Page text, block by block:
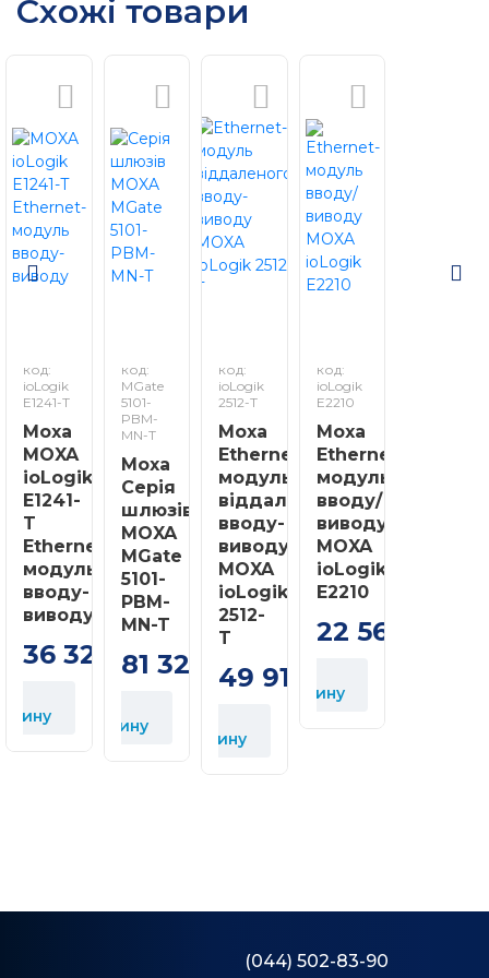
Схожі товари
код:
ioLogik
E1241-T
Moxa
MOXA
ioLogik
E1241-
T
Ethernet-
модуль
вводу-
виводу
36 326 грн
код:
MGate
5101-
PBM-
MN-T
Moxa
Серія
шлюзів
MOXA
MGate
5101-
PBM-
MN-T
81 322
грн
корзину
код:
ioLogik
2512-T
Moxa
Ethernet-
модуль
віддаленого
вводу-
виводу
MOXA
ioLogik
2512-
T
49 915
корзину
код:
ioLogik
E2210
Moxa
Ethernet-
модуль
вводу/
виводу
MOXA
ioLogik
E2210
22 569
У
корзину
(044) 502-83-90